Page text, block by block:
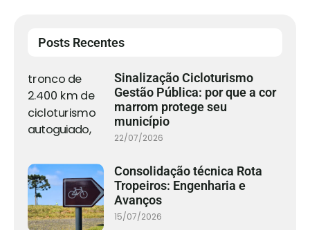
Posts Recentes
Sinalização Cicloturismo
Gestão Pública: por que a cor
marrom protege seu
município
22/07/2026
Consolidação técnica Rota
Tropeiros: Engenharia e
Avanços
15/07/2026